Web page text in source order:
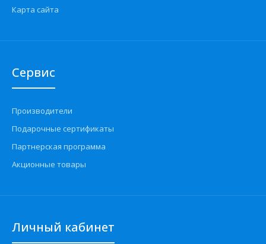
Карта сайта
Сервис
Производители
Подарочные сертификаты
Партнерская программа
Акционные товары
Личный кабинет